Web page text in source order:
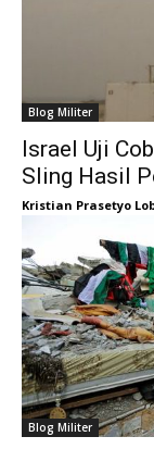
Blog Militer
Israel Uji
Sling Hasil
Kristian Prasetyo
Blog Militer